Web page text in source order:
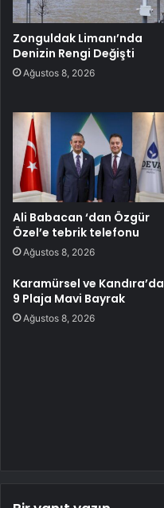
Zonguldak Limanı’nda
Denizin Rengi Değişti
Ağustos 8, 2026
Ali Babacan ‘dan Özgür
Özel’e tebrik telefonu
Ağustos 8, 2026
Karamürsel ve Kandıra’da
9 Plaja Mavi Bayrak
Ağustos 8, 2026